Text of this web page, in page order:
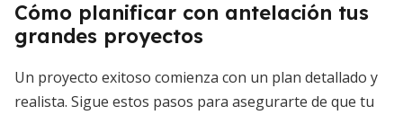
Cómo planificar con antelación tus
grandes proyectos
Un proyecto exitoso comienza con un plan detallado y
realista. Sigue estos pasos para asegurarte de que tu